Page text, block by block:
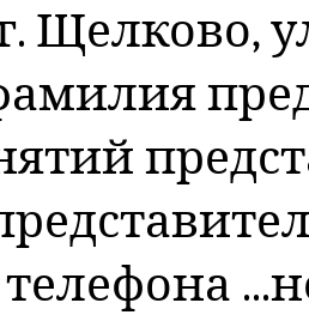
Щелково,